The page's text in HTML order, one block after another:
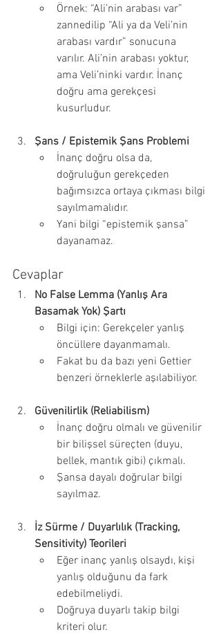
Örnek: “Ali’nin arabası var”
zannedilip “Ali ya da Veli’nin
arabası vardır” sonucuna
varılır. Ali’nin arabası yoktur,
ama Veli’ninki vardır. İnanç
doğru ama gerekçesi
kusurludur.
Şans / Epistemik Şans Problemi
İnanç doğru olsa da,
doğruluğun gerekçeden
bağımsızca ortaya çıkması bilgi
sayılmamalıdır.
Yani bilgi “epistemik şansa”
dayanamaz.
Cevaplar
No False Lemma (Yanlış Ara
Basamak Yok) Şartı
Bilgi için: Gerekçeler yanlış
öncüllere dayanmamalı.
Fakat bu da bazı yeni Gettier
benzeri örneklerle aşılabiliyor.
Güvenilirlik (Reliabilism)
İnanç doğru olmalı ve güvenilir
bir bilişsel süreçten (duyu,
bellek, mantık gibi) çıkmalı.
Şansa dayalı doğrular bilgi
sayılmaz.
İz Sürme / Duyarlılık (Tracking,
Sensitivity) Teorileri
Eğer inanç yanlış olsaydı, kişi
yanlış olduğunu da fark
edebilmeliydi.
Doğruya duyarlı takip bilgi
kriteri olur.